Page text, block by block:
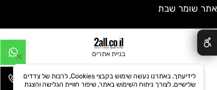
אתר שומר שבת
בניית אתרים
לידיעתך, באתרנו נעשה שימוש בקבצי Cookies, לרבות של צדדים
שלישיים, לצורך ניתוח השימוש באתר, שיפור חוויית הגלישה והצגת